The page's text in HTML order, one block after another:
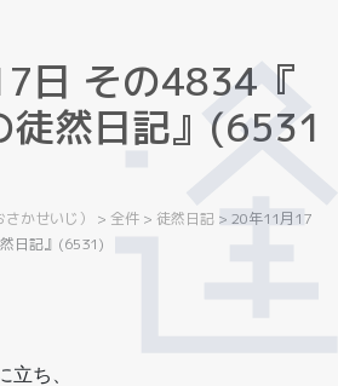
7日 その4834 『
徒然日記』 (6531
かせいじ） > 全件 > 徒然日記 >20年11月17
日記』(6531)
立ち、